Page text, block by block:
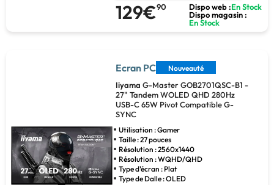
129€90 Dispo web :En Stock
Dispo magasin :
En Stock
Ecran PC Nouveauté
Iiyama G-Master GOB2701QSC-B1 -
27" Tandem WOLED QHD 280Hz
USB-C 65W Pivot Compatible G-
SYNC
Utilisation : Gamer
Taille : 27 pouces
Résolution : 2560x1440
Résolution : WQHD/QHD
Type d'écran : Plat
Type de Dalle : OLED